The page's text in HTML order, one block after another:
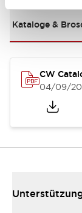
Kataloge &
CW
04/09/